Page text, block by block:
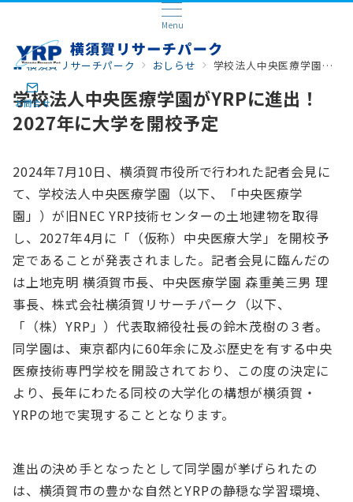
Menu
お問合せ
横須賀リサーチパーク おしらせ 学校法人中央医療学園がYRPに進出！ 2027年に大学を開校予定
学校法人中央医療学園がYRPに進出！
2027年に大学を開校予定
2024年7月10日、横須賀市役所で行われた記者会見に
て、学校法人中央医療学園（以下、「中央医療学
園」）が旧NEC YRP技術センターの土地建物を取得
し、2027年4月に「（仮称）中央医療大学」を開校予
定であることが発表されました。記者会見に臨んだの
は上地克明 横須賀市長、中央医療学園 森重美三男 理
事長、株式会社横須賀リサーチパーク（以下、
「（株）YRP」）代表取締役社長の鈴木茂樹の３者。
同学園は、東京都内に60年余に及ぶ歴史を有する中央
医療技術専門学校を開設されており、この度の決定に
より、長年にわたる同校の大学化の構想が横須賀・
YRPの地で実現することとなります。
進出の決め手となったとして同学園が挙げられたの
は、横須賀市の豊かな自然とYRPの静穏な学習環境、